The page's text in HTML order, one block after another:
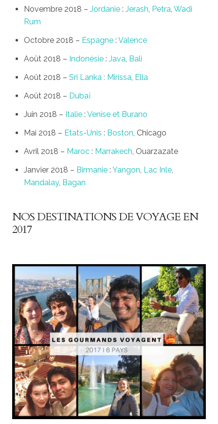
Novembre 2018 – Jordanie : Jerash, Petra, Wadi
Rum
Octobre 2018 – Espagne : Valence
Août 2018 – Indonésie : Java, Bali
Août 2018 – Sri Lanka : Mirissa, Ella
Août 2018 – Dubaï
Juin 2018 – Italie : Venise et Burano
Mai 2018 – Etats-Unis : Boston, Chicago
Avril 2018 – Maroc : Marrakech, Ouarzazate
Janvier 2018 – Birmanie : Yangon, Lac Inle,
Mandalay, Bagan
NOS DESTINATIONS DE VOYAGE EN
2017